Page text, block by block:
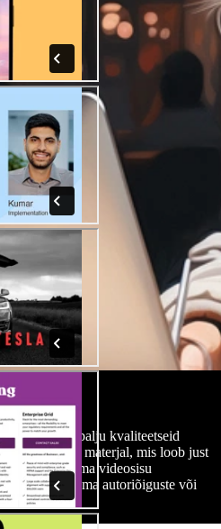
kus on palju kvaliteetseid
— vali materjal, mis loob just
Täienda oma videosisu
muretsema autoriõiguste või